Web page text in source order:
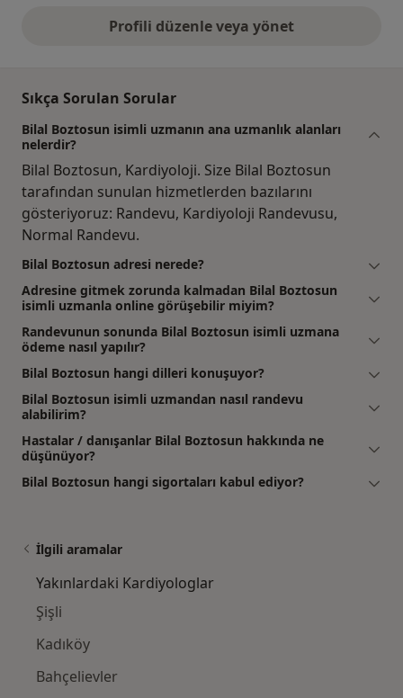
Profili düzenle veya yönet
Sıkça Sorulan Sorular
Bilal Boztosun isimli uzmanın ana uzmanlık alanları
nelerdir?
Bilal Boztosun, Kardiyoloji. Size Bilal Boztosun
tarafından sunulan hizmetlerden bazılarını
gösteriyoruz: Randevu, Kardiyoloji Randevusu,
Normal Randevu.
Bilal Boztosun adresi nerede?
Adresine gitmek zorunda kalmadan Bilal Boztosun
isimli uzmanla online görüşebilir miyim?
Randevunun sonunda Bilal Boztosun isimli uzmana
ödeme nasıl yapılır?
Bilal Boztosun hangi dilleri konuşuyor?
Bilal Boztosun isimli uzmandan nasıl randevu
alabilirim?
Hastalar / danışanlar Bilal Boztosun hakkında ne
düşünüyor?
Bilal Boztosun hangi sigortaları kabul ediyor?
İlgili aramalar
Yakınlardaki Kardiyologlar
Şişli
Kadıköy
Bahçelievler